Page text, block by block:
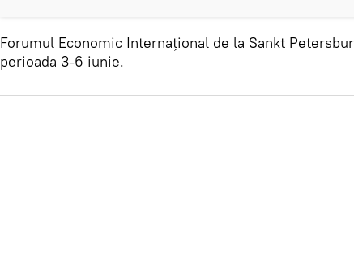
Forumul Economic Internațional de la Sankt
perioada 3-6 iunie.